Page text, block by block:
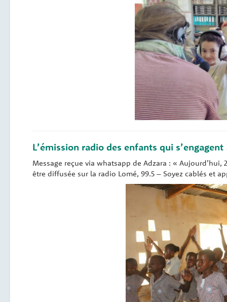
L’émission radio des enfants qui s’engagent
Message reçue via whatsapp de Adzara : « Aujourd’hui,
être diffusée sur la radio Lomé, 99.5 – Soyez cablés et